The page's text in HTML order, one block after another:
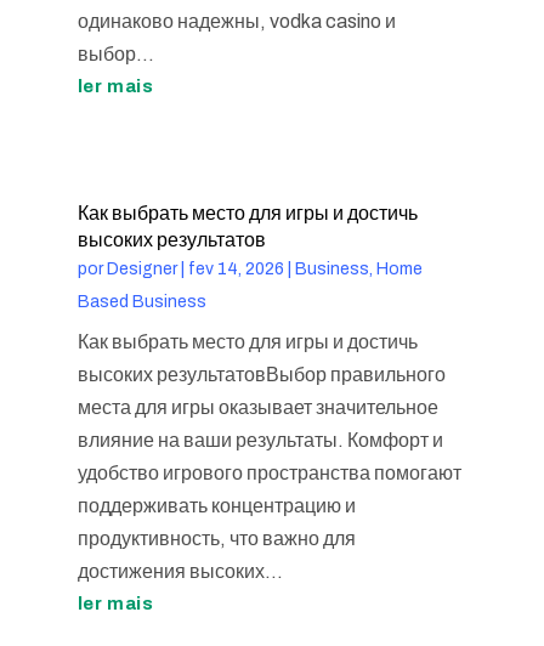
одинаково надежны, vodka casino и
выбор...
ler mais
Как выбрать место для игры и достичь
высоких результатов
por Designer| fev 14, 2026
Business, Home
Based Business
Как выбрать место для игры и достичь
высоких результатовВыбор правильного
места для игры оказывает значительное
влияние на ваши результаты. Комфорт и
удобство игрового пространства помогают
поддерживать концентрацию и
продуктивность, что важно для
достижения высоких...
ler mais